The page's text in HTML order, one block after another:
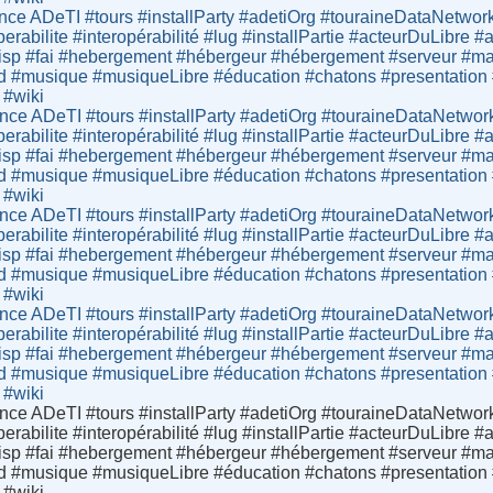
ADeTI #tours #installParty #adetiOrg
#interopérabilité #lug #installPartie #acteurDuLibre
#fai #hebergement #hébergeur #hébergement #serveur
#musique #musiqueLibre #éducation #chatons
ADeTI #tours #installParty #adetiOrg
#interopérabilité #lug #installPartie #acteurDuLibre
#fai #hebergement #hébergeur #hébergement #serveur
#musique #musiqueLibre #éducation #chatons
ADeTI #tours #installParty #adetiOrg
#interopérabilité #lug #installPartie #acteurDuLibre
#fai #hebergement #hébergeur #hébergement #serveur
#musique #musiqueLibre #éducation #chatons
ADeTI #tours #installParty #adetiOrg
#interopérabilité #lug #installPartie #acteurDuLibre
#fai #hebergement #hébergeur #hébergement #serveur
#musique #musiqueLibre #éducation #chatons
ADeTI #tours #installParty #adetiOrg
#interopérabilité #lug #installPartie #acteurDuLibre
#fai #hebergement #hébergeur #hébergement #serveur
#musique #musiqueLibre #éducation #chatons